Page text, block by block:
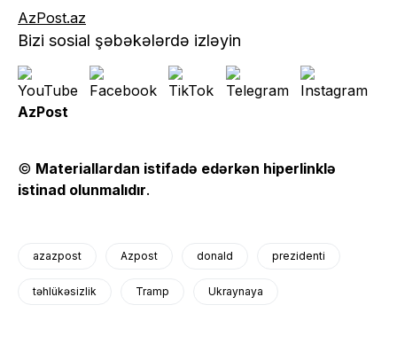
AzPost.az
Bizi sosial şəbəkələrdə izləyin
AzPost
© Materiallardan istifadə edərkən hiperlinklə
istinad olunmalıdır.
azazpost Azpost donald prezidenti
təhlükəsizlik Tramp Ukraynaya